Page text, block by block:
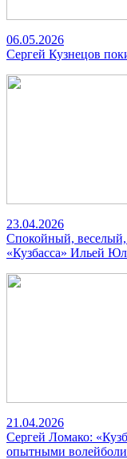
06.05.2026
Сергей Кузнецов
23.04.2026
Спокойный,
«Кузбасса» Ильей
21.04.2026
Сергей Ломако:
опытными